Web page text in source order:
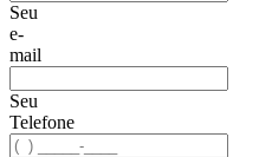
Seu
e-
mail
Seu
Telefone